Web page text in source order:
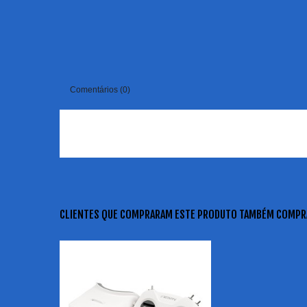
Comentários (0)
CLIENTES QUE COMPRARAM ESTE PRODUTO TAMBÉM